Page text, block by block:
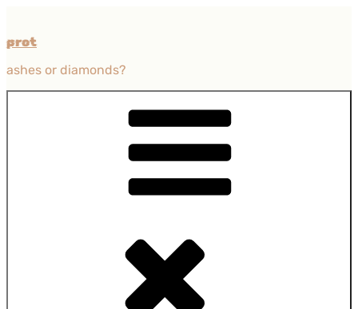
treści
prot
ashes or diamonds?